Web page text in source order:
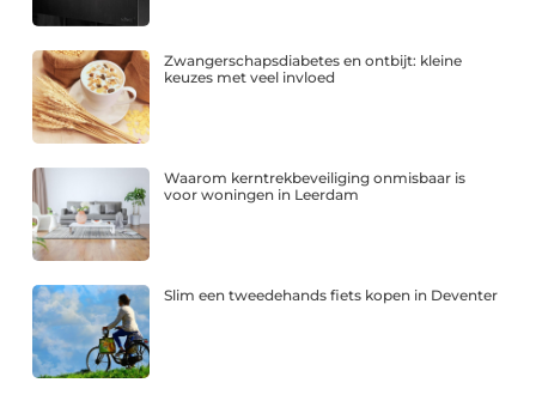
Zwangerschapsdiabetes en ontbijt: kleine
keuzes met veel invloed
Waarom kerntrekbeveiliging onmisbaar is
voor woningen in Leerdam
Slim een tweedehands fiets kopen in Deventer